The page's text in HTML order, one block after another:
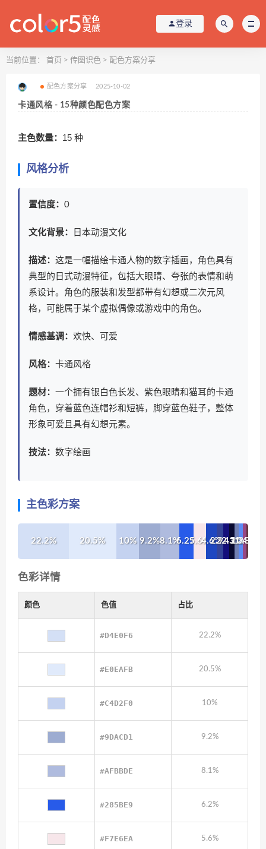
登录
当前位置： 首页 > 传图识色 > 配色方案分享
配色方案分享 2025-10-02
卡通风格 - 15种颜色配色方案
主色数量： 15 种
风格分析
置信度： 0
文化背景： 日本动漫文化
描述： 这是一幅描绘卡通人物的数字插画，角色具有
典型的日式动漫特征，包括大眼睛、夸张的表情和萌
系设计。角色的服装和发型都带有幻想或二次元风
格，可能属于某个虚拟偶像或游戏中的角色。
情感基调： 欢快、可爱
风格： 卡通风格
题材： 一个拥有银白色长发、紫色眼睛和猫耳的卡通
角色，穿着蓝色连帽衫和短裤，脚穿蓝色鞋子，整体
形象可爱且具有幻想元素。
技法： 数字绘画
主色彩方案
22.2% 20.5% 10% 9.2%8.1%6.2%5.6%4.6%
2.9%
2.4%
2.3%
2%
1.8%
1.4%
0.8%
色彩详情
颜色 色值 占比
#D4E0F6 22.2%
#E0EAFB 20.5%
#C4D2F0 10%
#9DACD1 9.2%
#AFBBDE 8.1%
#285BE9 6.2%
#F7E6EA 5.6%